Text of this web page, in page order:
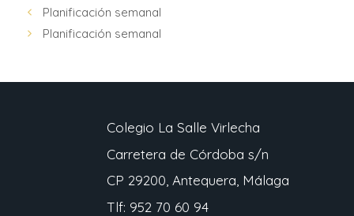
Planificación semanal
Planificación semanal
Colegio La Salle Virlecha
Carretera de Córdoba s/n
CP 29200, Antequera, Málaga
Tlf: 952 70 60 94